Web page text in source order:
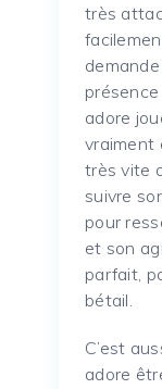
très
adore
vraiment
très vite
suivre
pour
et son
parfait,
bétail.
C’est
adore